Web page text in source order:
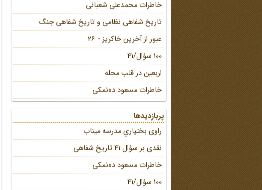
خاطرات محمد‌علی شعبانی
تاریخ شفاهی نظامی و تاریخ شفاهی جنگ
عبور از آخرین خاکریز - 26
100 سؤال/41
اربعین در قلب محله
خاطرات مسعود ده‌نمکی
پربازدیدها
راوی بختیاریِ مدرسه میناب
نقدی بر سؤال 41 تاریخ شفاهی
خاطرات مسعود ده‌نمکی
100 سؤال/41